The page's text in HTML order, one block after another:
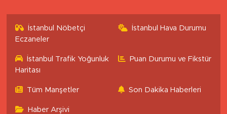
İstanbul Nöbetçi
Eczaneler
İstanbul Hava Durumu
İstanbul Trafik Yoğunluk
Haritası
Puan Durumu ve Fikstür
Tüm Manşetler Son Dakika Haberleri
Haber Arşivi